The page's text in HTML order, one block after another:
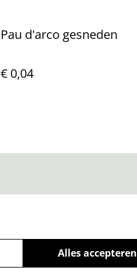
Pau d'arco gesneden
€ 0,04
Alles accepteren